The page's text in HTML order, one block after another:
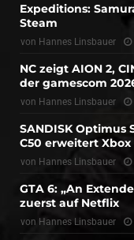
Expeditions:
Steam
von Hannes Linsbauer
NC zeigt AION 2,
der gamescom
von Hannes Linsbauer
SANDISK Optimus
C50 erweitert Xbox
von Hannes Linsbauer
GTA 6: „An
zuerst auf Netflix
von Hannes Linsbauer